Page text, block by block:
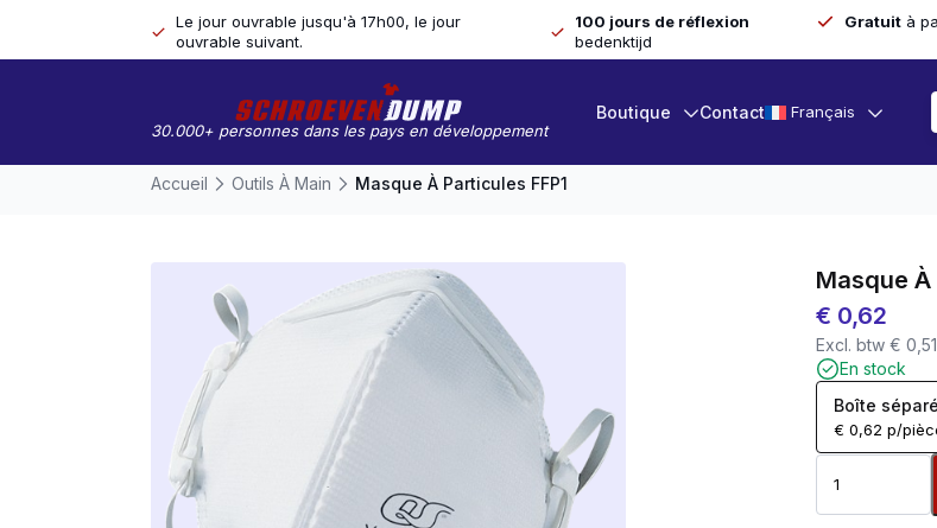
Le jour ouvrable jusqu'à 17h00, le jour
ouvrable suivant.
100 jours de réflexion
bedenktijd
Gratuità
30.000+ personnes dans les pays en développement
Boutique Contact Français
Accueil Outils À Main Masque À Particules FFP1
Masque À
€ 0,62
Excl. btw € 0,51
En stock
Boîte
€ 0,62 p/